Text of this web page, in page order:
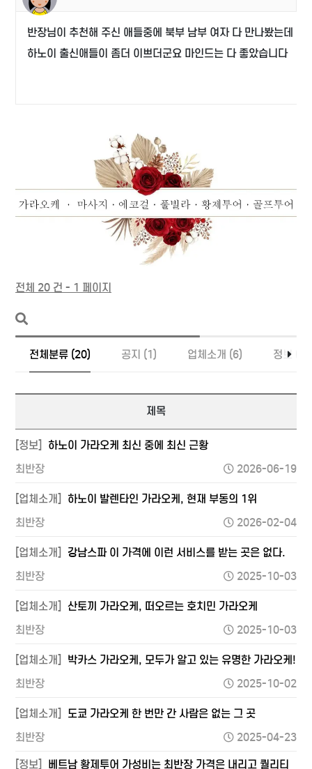
반장님이 추천해 주신 애들중에 북부 남부 여자 다 만나봤는데
하노이 출신애들이 좀더 이쁘더군요 마인드는 다 좋았습니다
전체 20 건 - 1 페이지
전체분류 (20) 공지 (1) 업체소개 (6) 정보
제목
[정보]
하노이 가라오케 최신 중에 최신 근황
최반장
2026-06-19
[업체소개]
하노이 발렌타인 가라오케, 현재 부동의 1위
최반장
2026-02-04
[업체소개]
강남스파 이 가격에 이런 서비스를 받는 곳은 없다.
최반장
2025-10-03
[업체소개] 산토끼 가라오케, 떠오르는 호치민 가라오케
최반장
2025-10-03
[업체소개]
박카스 가라오케, 모두가 알고 있는 유명한 가라오케!
최반장
2025-10-02
[업체소개]
도쿄 가라오케 한 번만 간 사람은 없는 그 곳
최반장
2025-04-23
[정보]
베트남 황제투어 가성비는 최반장 가격은 내리고 퀄리티